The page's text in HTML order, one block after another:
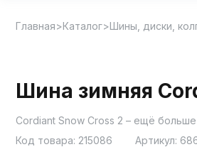
Главная Каталог Шины, диски,
Шина зимняя
Cordiant Snow Cross 2 – ещё
Код товара: 215086 Артикул: